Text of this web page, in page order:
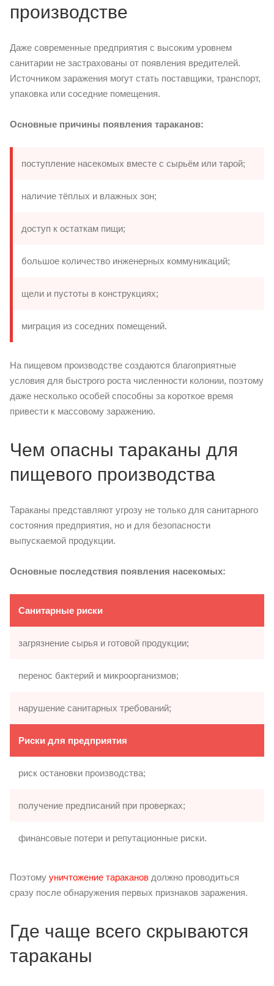
производстве
Даже современные предприятия с высоким уровнем
санитарии не застрахованы от появления вредителей.
Источником заражения могут стать поставщики, транспорт,
упаковка или соседние помещения.
Основные причины появления тараканов:
поступление насекомых вместе с сырьём или тарой;
наличие тёплых и влажных зон;
доступ к остаткам пищи;
большое количество инженерных коммуникаций;
щели и пустоты в конструкциях;
миграция из соседних помещений.
На пищевом производстве создаются благоприятные
условия для быстрого роста численности колонии, поэтому
даже несколько особей способны за короткое время
привести к массовому заражению.
Чем опасны тараканы для
пищевого производства
Тараканы представляют угрозу не только для санитарного
состояния предприятия, но и для безопасности
выпускаемой продукции.
Основные последствия появления насекомых:
Санитарные риски
загрязнение сырья и готовой продукции;
перенос бактерий и микроорганизмов;
нарушение санитарных требований;
Риски для предприятия
риск остановки производства;
получение предписаний при проверках;
финансовые потери и репутационные риски.
Поэтому уничтожение тараканов должно проводиться
сразу после обнаружения первых признаков заражения.
Где чаще всего скрываются
тараканы